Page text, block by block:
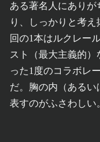
ある著名人にありが
り、しっかりと考
回の1本はルクレー
スト（最大主義的
った1度のコラボレ
だ。胸の内（あるい
表すのがふさわしい